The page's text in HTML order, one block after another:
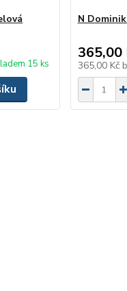
15 ks
N
365,00
365,00 Kč